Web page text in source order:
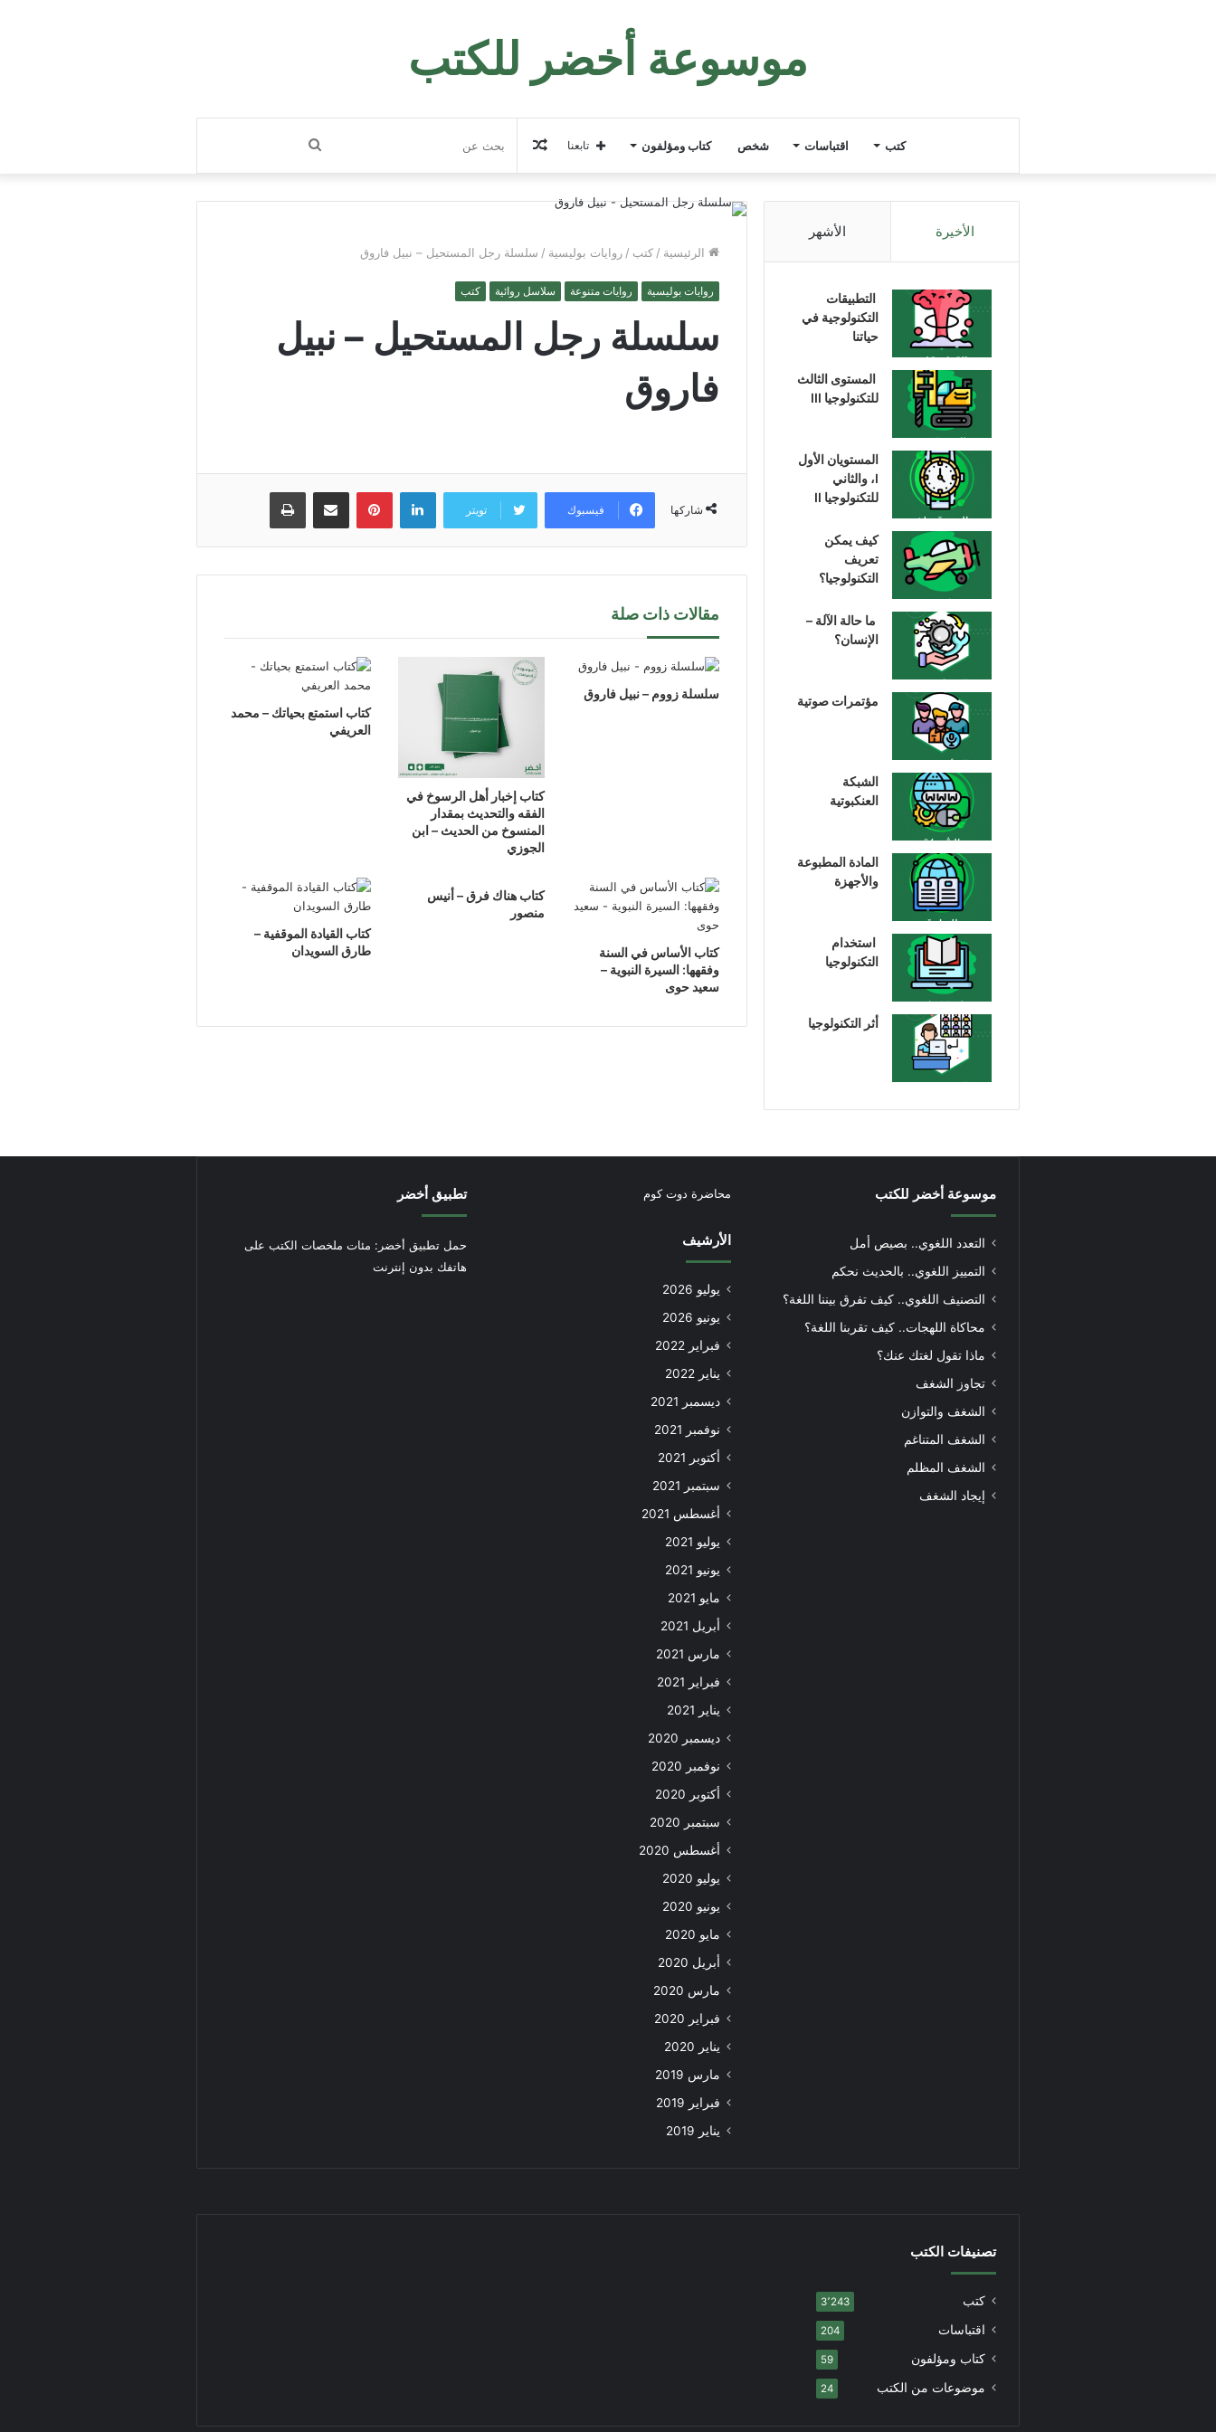
موسوعة أخضر للكتب
كتب اقتباسات شخص كتاب ومؤلفون بحث
عن
مقال
عشوائي
تابعنا
الرئيسية / كتب / روايات بوليسية / سلسلة رجل المستحيل – نبيل فاروق
روايات بوليسية روايات متنوعة سلاسل روائية كتب
سلسلة رجل المستحيل – نبيل
فاروق
شاركها فيسبوك تويتر
لينكدإن بينتيريستمشاركة عبر البريد طباعة
مقالات ذات صلة
سلسلة زووم – نبيل فاروق
كتاب إخبار أهل الرسوخ في
الفقه والتحديث بمقدار
المنسوخ من الحديث – ابن
الجوزي
كتاب استمتع بحياتك – محمد
العريفي
كتاب الأساس في السنة
وفقهها: السيرة النبوية –
سعيد حوى
كتاب هناك فرق – أنيس
منصور
كتاب القيادة الموقفية –
طارق السويدان
الأخيرة الأشهر
التطبيقات
التكنولوجية في
حياتنا
المستوى الثالث
للتكنولوجيا III
المستويان الأول
I، والثاني
للتكنولوجيا II
كيف يمكن
تعريف
التكنولوجيا؟
ما حالة الآلة –
الإنسان؟
مؤتمرات صوتية
الشبكة
العنكبوتية
المادة المطبوعة
والأجهزة
استخدام
التكنولوجيا
أثر التكنولوجيا
موسوعة أخضر للكتب
التعدد اللغوي.. بصيص أمل
التمييز اللغوي.. بالحديث نحكم
التصنيف اللغوي.. كيف تفرق بيننا اللغة؟
محاكاة اللهجات.. كيف تقربنا اللغة؟
ماذا تقول لغتك عنك؟
تجاوز الشغف
الشغف والتوازن
الشغف المتناغم
الشغف المظلم
إيجاد الشغف
محاضرة دوت كوم
الأرشيف
يوليو 2026
يونيو 2026
فبراير 2022
يناير 2022
ديسمبر 2021
نوفمبر 2021
أكتوبر 2021
سبتمبر 2021
أغسطس 2021
يوليو 2021
يونيو 2021
مايو 2021
أبريل 2021
مارس 2021
فبراير 2021
يناير 2021
ديسمبر 2020
نوفمبر 2020
أكتوبر 2020
سبتمبر 2020
أغسطس 2020
يوليو 2020
يونيو 2020
مايو 2020
أبريل 2020
مارس 2020
فبراير 2020
يناير 2020
مارس 2019
فبراير 2019
يناير 2019
تطبيق أخضر
حمل تطبيق أخضر: مئات ملخصات الكتب على
هاتفك بدون إنترنت
تصنيفات الكتب
كتب 3٬243
اقتباسات 204
كتاب ومؤلفون 59
موضوعات من الكتب 24